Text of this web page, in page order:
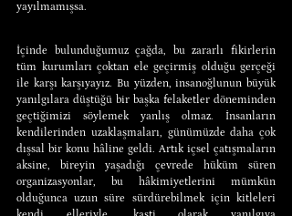
yayılmamışsa.
İçinde bulunduğumuz çağda, bu zararlı fikirlerin
tüm kurumları çoktan ele geçirmiş olduğu gerçeği
ile karşı karşıyayız. Bu yüzden, insanoğlunun büyük
yanılgılara düştüğü bir başka felaketler döneminden
geçtiğimizi söylemek yanlış olmaz. İnsanların
kendilerinden uzaklaşmaları, günümüzde daha çok
dışsal bir konu hâline geldi. Artık içsel çatışmaların
aksine, bireyin yaşadığı çevrede hüküm süren
organizasyonlar, bu hâkimiyetlerini mümkün
olduğunca uzun süre sürdürebilmek için kitleleri